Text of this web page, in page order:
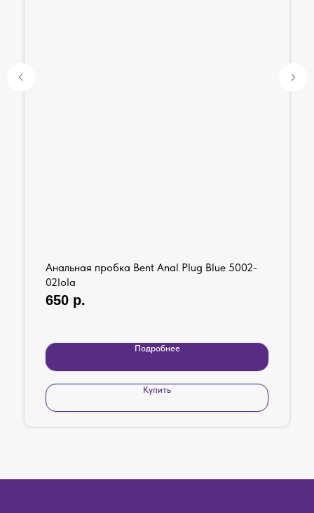
Анальная пробка Bent Anal Plug Blue 5002-
02lola
650 р.
Подробнее
Купить